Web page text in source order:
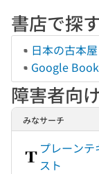
書店で探
日本の古本屋
Google
障害者向
みなサーチ
プレーンテ
スト